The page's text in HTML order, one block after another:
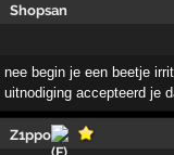
Shopsan
nee begin je een beetje
uitnodiging accepteerd je
Z1ppo